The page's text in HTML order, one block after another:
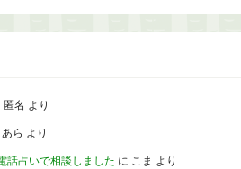
匿名 より
ら より
話占いで相談しました に こま より